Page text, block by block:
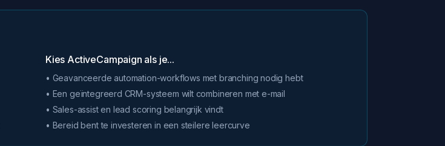
Kies ActiveCampaign als je...
• Geavanceerde automation-workflows met branching nodig hebt
• Een geïntegreerd CRM-systeem wilt combineren met e-mail
• Sales-assist en lead scoring belangrijk vindt
• Bereid bent te investeren in een steilere leercurve